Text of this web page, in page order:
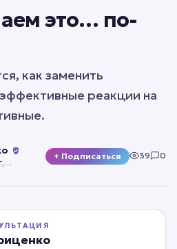
это… по-
как заменить
реакции на
+ Подписаться 39 0